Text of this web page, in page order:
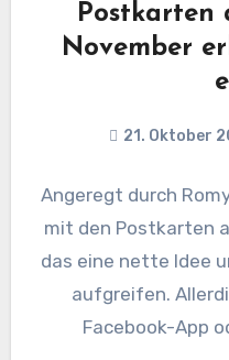
Postkarten
November
21. Oktober
Angeregt durch
mit den Postkarten
das eine nette Idee
aufgreifen.
Facebook-App